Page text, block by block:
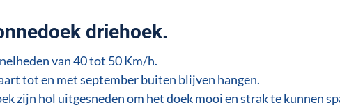
driehoek.
van 40 tot 50 Km/h.
tot en met september buiten blijven hangen.
zijn hol uitgesneden om het doek mooi en strak te kunnen